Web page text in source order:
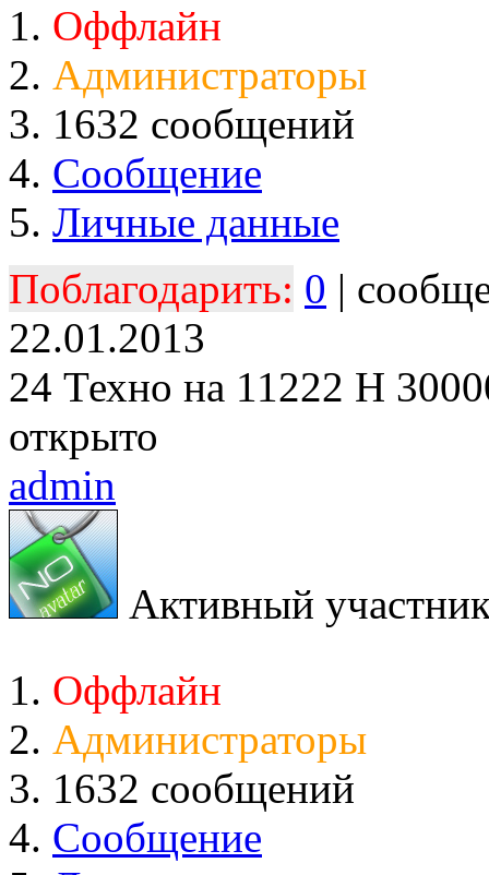
Оффлайн
Администраторы
1632 сообщений
Сообщение
Личные данные
Поблагодарить: 0 |
22.01.2013
24 Техно на 11222 Н
открыто
admin
Активный
Оффлайн
Администраторы
1632 сообщений
Сообщение